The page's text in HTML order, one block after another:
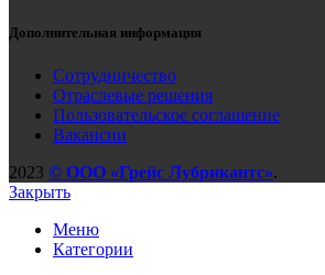
Дополнительная информация
Сотрудничество
Отраслевые решения
Пользовательское соглашение
Вакансии
2023 © ООО «Грейс Лубрикантс».
Закрыть
Меню
Категории